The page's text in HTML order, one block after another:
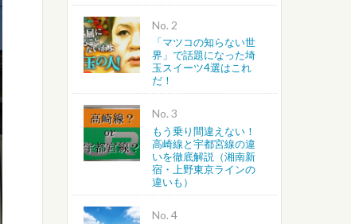
上尾・桶川・北本・鴻巣・北
蓮田・白岡・久喜・幸手・
No.
「マツコの知らない世
界」で話題になった埼
玉スイーツ4選はこれ
だ！
No.
もう乗り間違えない！
高崎線と宇都宮線の違
いを徹底解説（湘南新
宿・上野東京ラインの
違いも）
No.